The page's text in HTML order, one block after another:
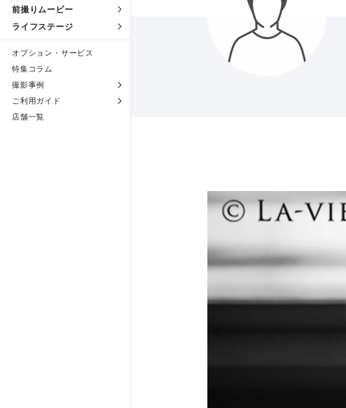
前撮りムービー
ライフステージ
オプション・サービス
特集コラム
撮影事例
ご利用ガイド
店舗一覧